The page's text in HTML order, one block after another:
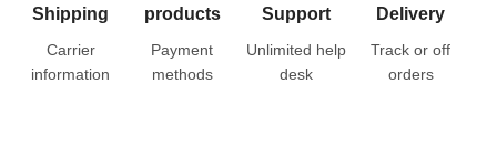
Shipping
Carrier
information
products
Payment
methods
Support
Unlimited help
desk
Delivery
Track or off
orders